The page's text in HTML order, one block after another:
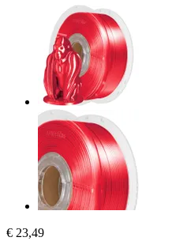
€ 23,49